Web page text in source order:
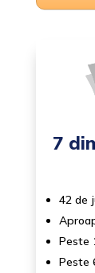
7
42 de
Peste
Peste